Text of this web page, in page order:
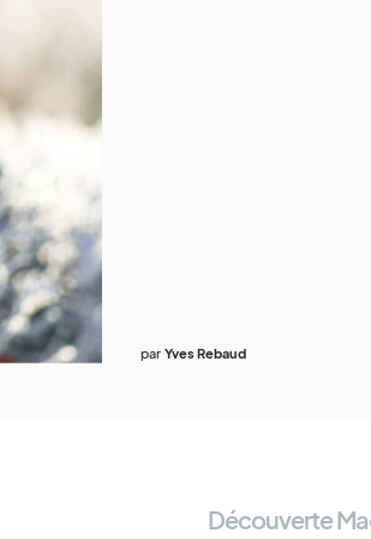
par Yves Rebaud
Découverte